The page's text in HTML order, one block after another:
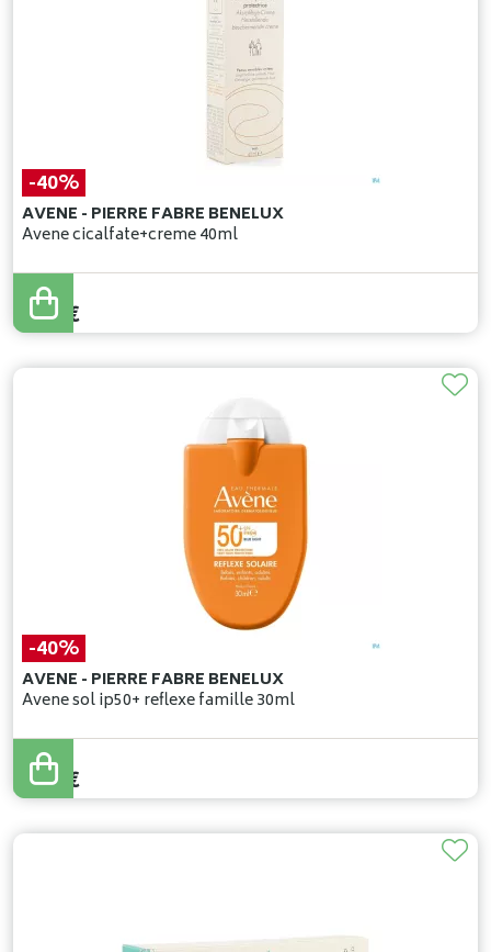
-40%
AVENE - PIERRE FABRE BENELUX
Avene cicalfate+creme 40ml
13,89
8,33 €
-40%
AVENE - PIERRE FABRE BENELUX
Avene sol ip50+ reflexe famille 30ml
15,20
9,12 €